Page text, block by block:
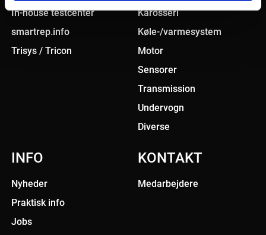
In-house testcenter
smartrep.info
Trisys / Tricon
Karosseri
Køle-/varmesystem
Motor
Sensorer
Transmission
Undervogn
Diverse
INFO
Nyheder
Praktisk info
Jobs
KONTAKT
Medarbejdere